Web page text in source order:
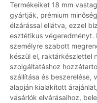
Termékeiket 18 mm
gyártják, prémium
élzárással ellátva, ezzel
esztétikus végeredményt.
személyre szabott
készül el, raktárkészlettel
szolgáltatáshoz
szállítása és beszerelése,
alapján kialakított
vásárlók elvárásaihoz,